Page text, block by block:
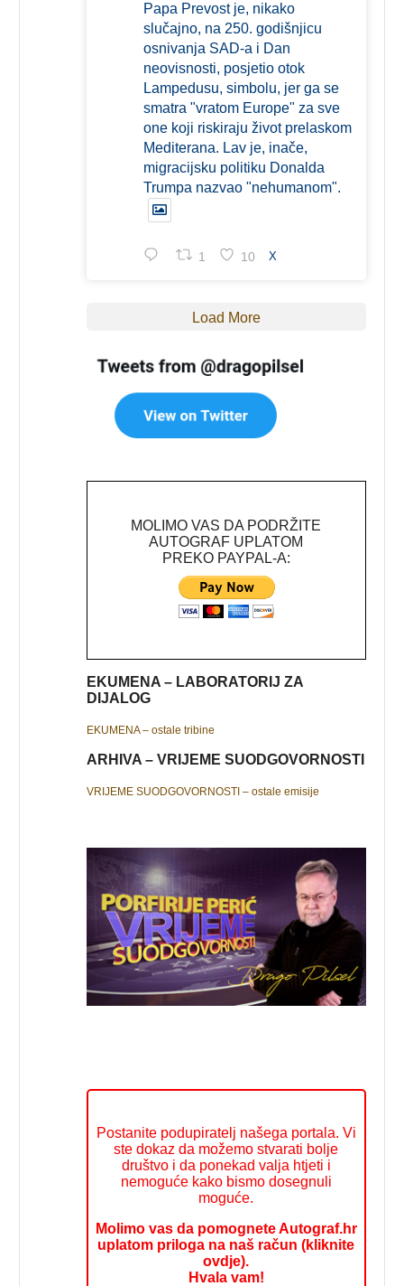
Papa Prevost je, nikako
slučajno, na 250. godišnjicu
osnivanja SAD-a i Dan
neovisnosti, posjetio otok
Lampedusu, simbolu, jer ga se
smatra "vratom Europe" za sve
one koji riskiraju život prelaskom
Mediterana. Lav je, inače,
migracijsku politiku Donalda
Trumpa nazvao "nehumanom".
1 10 X
Load More
MOLIMO VAS DA PODRŽITE
AUTOGRAF UPLATOM
PREKO PAYPAL-A:
EKUMENA – LABORATORIJ ZA
DIJALOG
EKUMENA – ostale tribine
ARHIVA – VRIJEME SUODGOVORNOSTI
VRIJEME SUODGOVORNOSTI – ostale emisije
Postanite podupiratelj našega portala. Vi
ste dokaz da možemo stvarati bolje
društvo i da ponekad valja htjeti i
nemoguće kako bismo dosegnuli
moguće.
Molimo vas da pomognete Autograf.hr
uplatom priloga na naš račun (kliknite
ovdje).
Hvala vam!